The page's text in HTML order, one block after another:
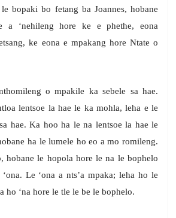
bopaki bo fetang ba Joannes, hobane
a ‘nehileng hore ke e phethe, eona
ke eona e mpakang hore Ntate o
o mpakile ka sebele sa hae.
lentsoe la hae le ka mohla, leha e le
hae. Ka hoo ha le na lentsoe la hae le
ha le lumele ho eo a mo romileng.
hobane le hopola hore le na le bophelo
Le ‘ona a nts’a mpaka; leha ho le
ho ‘na hore le tle le be le bophelo.